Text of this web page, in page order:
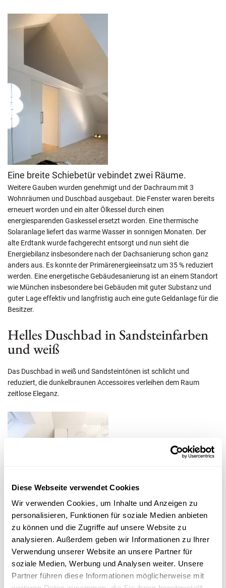
Diese Webseite verwendet Cookies
Wir verwenden Cookies, um Inhalte und Anzeigen zu
personalisieren, Funktionen für soziale Medien anbieten
zu können und die Zugriffe auf unsere Website zu
analysieren. Außerdem geben wir Informationen zu Ihrer
Verwendung unserer Website an unsere Partner für
soziale Medien, Werbung und Analysen weiter. Unsere
Partner führen diese Informationen möglicherweise mit
Eine breite Schiebetür vebindet zwei Räume.
Weitere Gauben wurden genehmigt und der Dachraum mit 3
Wohnräumen und Duschbad ausgebaut. Die Fenster waren bereits
erneuert worden und ein alter Ölkessel durch einen
energiesparenden Gaskessel ersetzt worden. Eine thermische
Solaranlage liefert das warme Wasser in sonnigen Monaten. Der
alte Erdtank wurde fachgerecht entsorgt und nun sieht die
Energiebilanz insbesondere nach der Dachsanierung schon ganz
anders aus. Es konnte der Primärenergieeinsatz um 35 % reduziert
werden. Eine energetische Gebäudesanierung ist an einem Standort
wie München insbesondere bei Gebäuden mit guter Substanz und
guter Lage effektiv und langfristig auch eine gute Geldanlage für die
Besitzer.
Helles Duschbad in Sandsteinfarben
und weiß
Das Duschbad in weiß und Sandsteintönen ist schlicht und
reduziert, die dunkelbraunen Accessoires verleihen dem Raum
zeitlose Eleganz.
Braune Körbe aus Rattan und Teak passen